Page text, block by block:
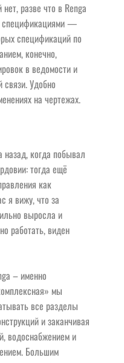
разве что в Renga
спецификациями —
спецификаций по
конечно,
в ведомости и
связи. Удобно
на чертежах.
назад, когда побывал
тогда ещё
как
я вижу, что за
выросла и
работать, виден
– именно
мы
все разделы
и заканчивая
водоснабжением и
Большим